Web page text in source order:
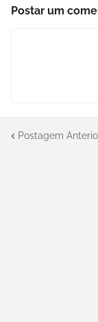
Postar um
Postagem